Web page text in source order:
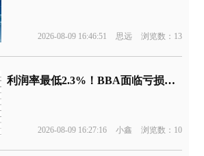
2026-08-09 16:46:51 思远 浏览数：13
利润率最低2.3%！BBA面临亏损边缘
2026-08-09 16:27:16 小鑫 浏览数：10